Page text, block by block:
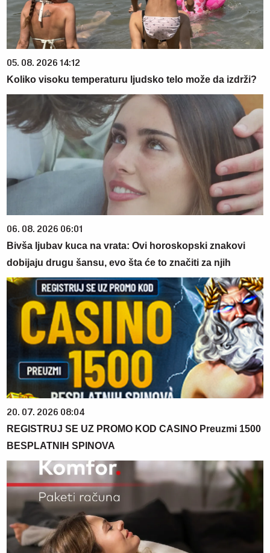
05. 08. 2026 14:12
Koliko visoku temperaturu ljudsko telo može da izdrži?
06. 08. 2026 06:01
Bivša ljubav kuca na vrata: Ovi horoskopski znakovi
dobijaju drugu šansu, evo šta će to značiti za njih
20. 07. 2026 08:04
REGISTRUJ SE UZ PROMO KOD CASINO Preuzmi 1500
BESPLATNIH SPINOVA